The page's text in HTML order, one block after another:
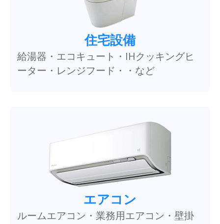
住宅設備
給湯器・エコキュート・IHクッキングヒ
ーター・レンジフード・・など
エアコン
ルームエアコン・業務用エアコン・壁掛